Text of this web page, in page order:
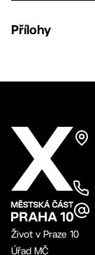
Přílohy
Život v Praze 10
Úřad MČ